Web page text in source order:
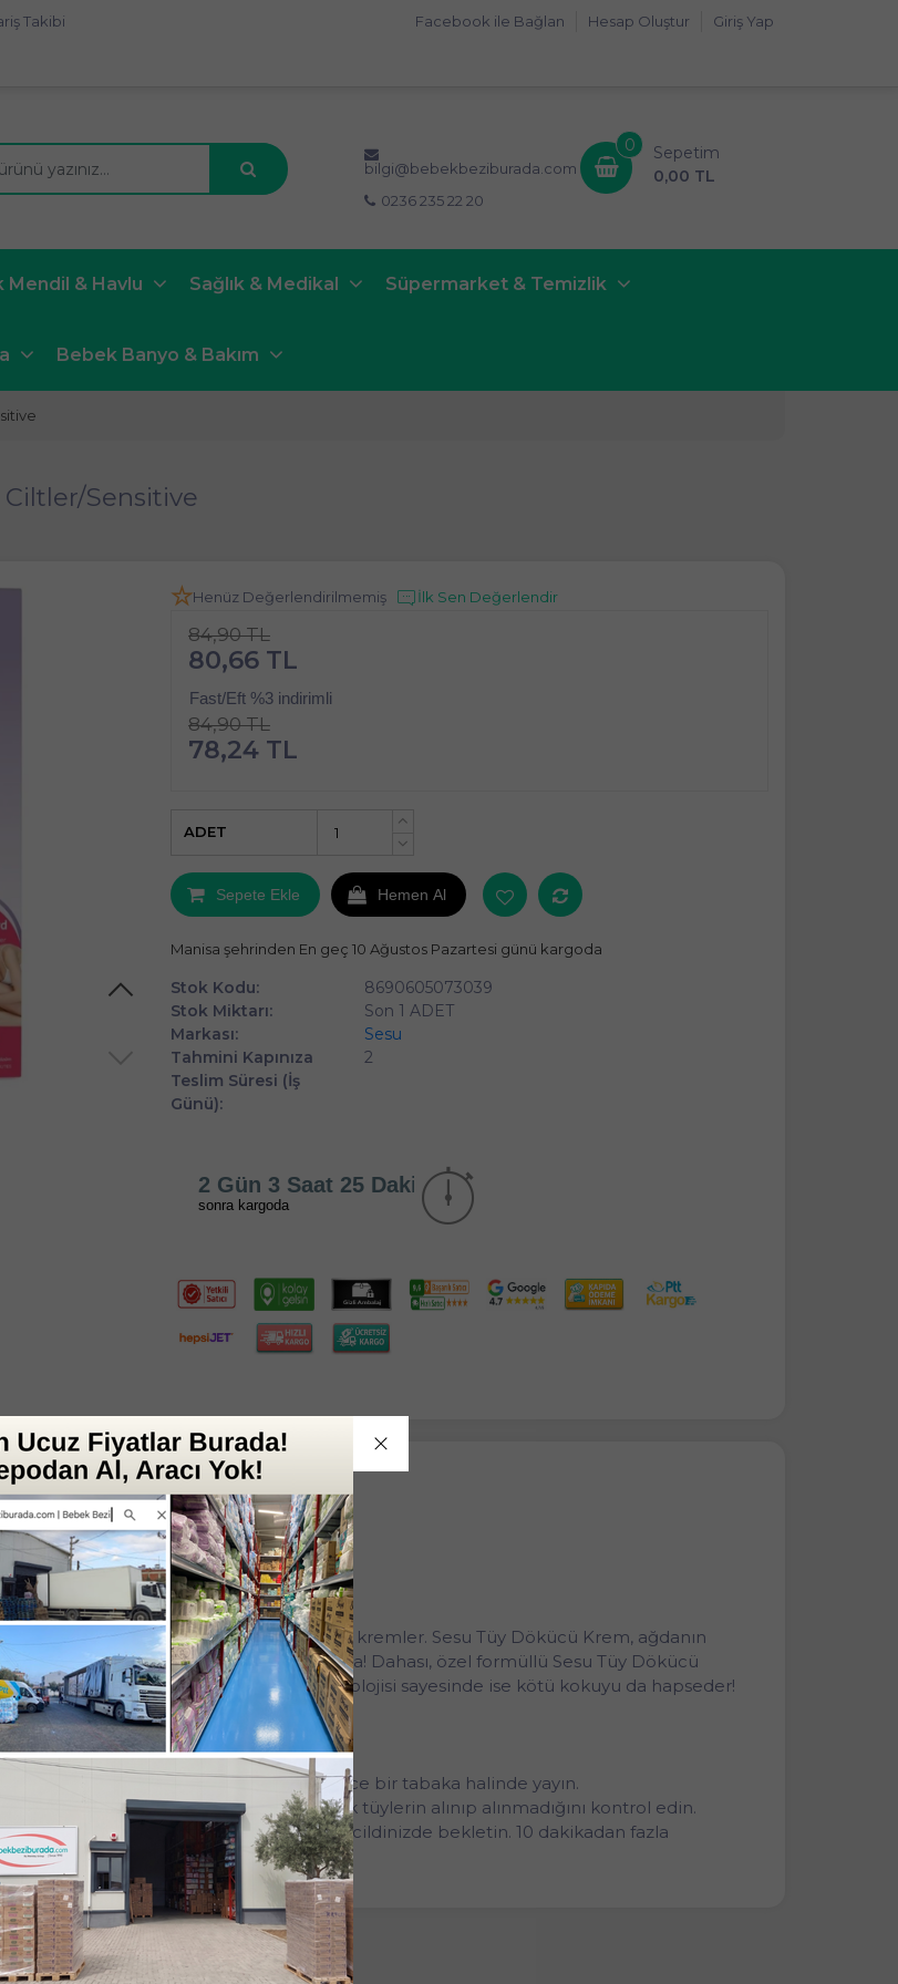
Takibi Giriş Yap
Hesap Oluştur
Facebook ile Bağlan
bilgi@bebekbeziburada.com
0236 235 22 20
0
Sepetim
0,00 TL
Mendil & Havlu Sağlık & Medikal Süpermarket & Temizlik
Bebek Banyo & Bakım
Sensitive
Henüz Değerlendirilmemiş İlk Sen Değerlendir
84,90 TL
80,66 TL
Fast/Eft %3 indirimli
84,90 TL
78,24 TL
+
ADET
Sepete Ekle Hemen Al
Manisa şehrinden En geç 10 Ağustos Pazartesi günü kargoda
Stok Kodu:
8690605073039
Stok Miktarı:
Son 1 ADET
Markası:
Sesu
Tahmini Kapınıza
Teslim Süresi (İş
Günü):
2
2 Gün 3 Saat 25 Dakika
sonra kargoda
Tüm Sorular Anket
KREM HASSAS CİLTLER (40 ML)
biri kuşkusuz tüy dökücü kremler. Sesu Tüy Dökücü Krem, ağdanın
5 dakikası olan kadınların yanında! Dahası, özel formüllü Sesu Tüy Dökücü
cildinizi nemlendirir, Aromaguard™ teknolojisi sayesinde ise kötü kokuyu da hapseder!
şekilde spatula yardımı ile ince bir tabaka halinde yayın.
spatula yardımı ile temizleyerek tüylerin alınıp alınmadığını kontrol edin.
alınmıyorsa, birkaç dakika daha kremi cildinizde bekletin. 10 dakikadan fazla